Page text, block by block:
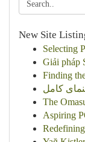
New Site
Selecting
Giải pháp
Finding
کامل
The
Aspiring